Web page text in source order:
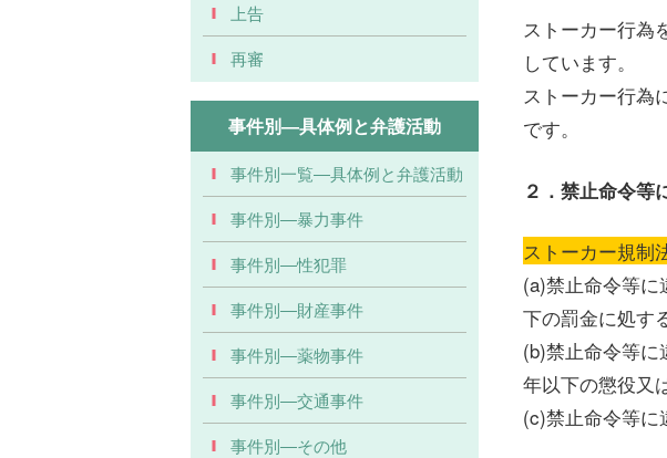
ストーカー行為
しています。
ストーカー行為
です。
２．禁止命令等
ストーカー規制
(a)禁止命令等
下の罰金に処す
(b)禁止命令等に
年以下の懲役又
(c)禁止命令等に
上告
再審
事件別―具体例と弁護活動
事件別一覧―具体例と弁護活動
事件別―暴力事件
事件別―性犯罪
事件別―財産事件
事件別―薬物事件
事件別―交通事件
事件別―その他